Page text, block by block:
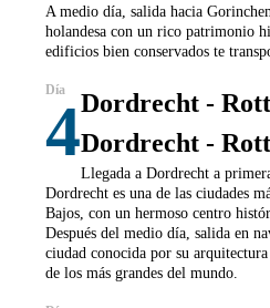
A medio día, salida hacia
holandesa con un rico patrimonio
edificios bien conservados te
4Dordrecht -
Dordrecht -
Llegada a Dordrecht a
Dordrecht es una de las ciudades
Bajos, con un hermoso centro
Después del medio día, salida en
ciudad conocida por su
de los más grandes del mundo.